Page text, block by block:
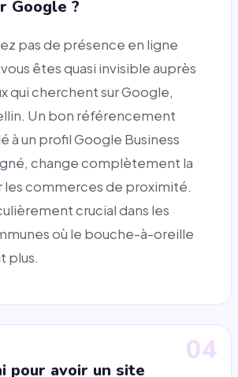
Google ?
pas de présence en ligne
êtes quasi invisible auprès
qui cherchent sur Google,
Un bon référencement
à un profil Google Business
change complètement la
les commerces de proximité.
crucial dans les
où le bouche-à-oreille
plus.
04
pour avoir un site